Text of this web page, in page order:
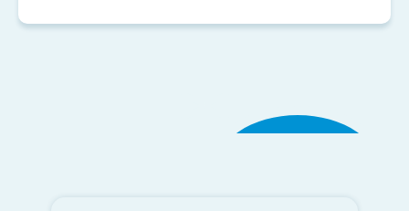
Classify